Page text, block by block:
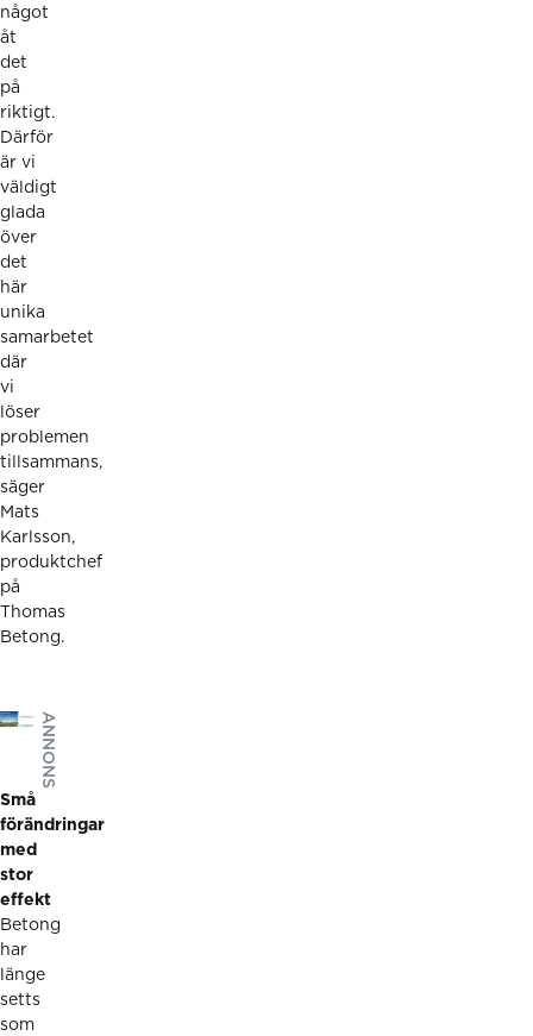
något
åt
det
på
riktigt.
Därför
är vi
väldigt
glada
över
det
här
unika
samarbetet
där
vi
löser
problemen
tillsammans,
säger
Mats
Karlsson,
produktchef
på
Thomas
Betong.
ANNONS
Små
förändringar
med
stor
effekt
Betong
har
länge
setts
som